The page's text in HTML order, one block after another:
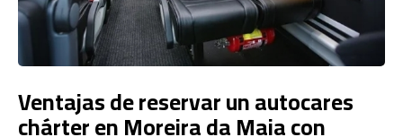
Ventajas de reservar un autocares
chárter en Moreira da Maia con